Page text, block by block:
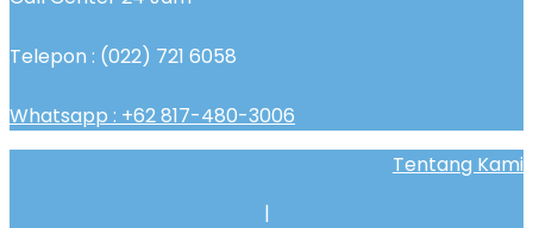
Telepon : (022) 721 6058
Whatsapp : +62 817-480-3006
Tentang Kami
|